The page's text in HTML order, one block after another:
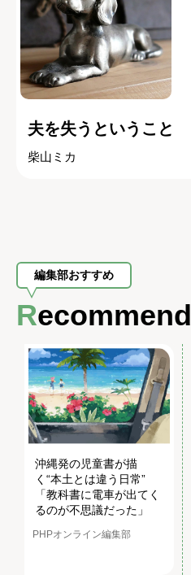
夫を失うということ
柴山ミカ
編集部おすすめ
Recommend
沖縄発の児童書が描
く“本土とは違う日常”
「教科書に電車が出てく
るのが不思議だった」
PHPオンライン編集部